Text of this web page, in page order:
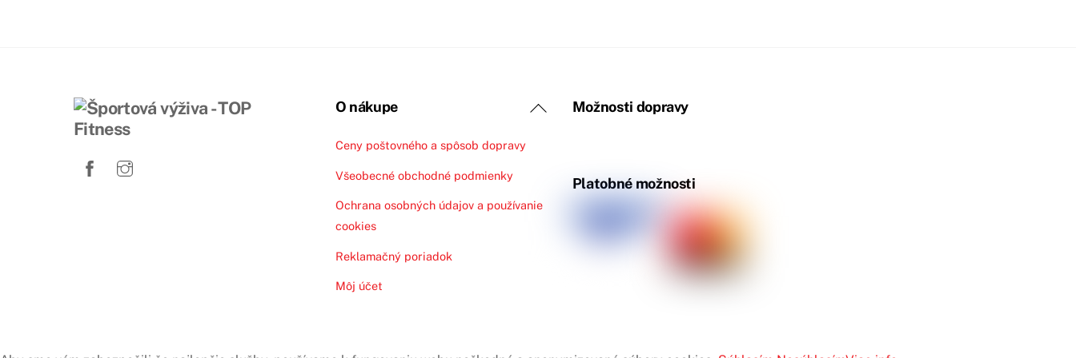
produktu.
Back
O nákupe
Ceny poštovného a spôsob dopravy
Všeobecné obchodné podmienky
Ochrana osobných údajov a používanie
cookies
Reklamačný poriadok
Môj účet
Možnosti dopravy
Platobné možnosti